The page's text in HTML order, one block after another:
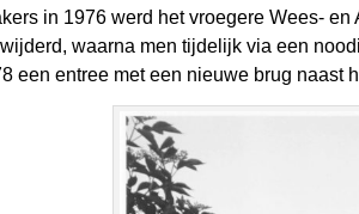
in 1976 werd het vroegere Wees-
waarna men tijdelijk via een
een entree met een nieuwe brug